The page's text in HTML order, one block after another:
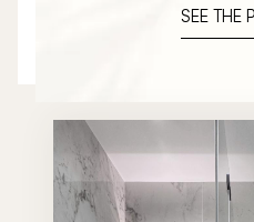
l'effacement de
SEE THE